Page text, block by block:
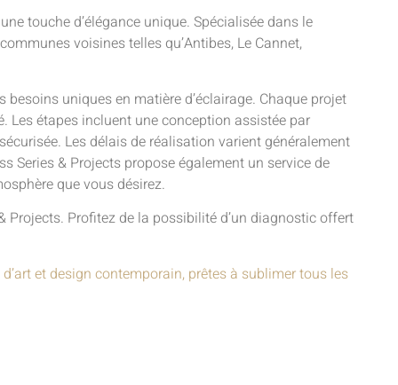
touche d’élégance unique. Spécialisée dans le
voisines telles qu’Antibes, Le Cannet,
uniques en matière d’éclairage. Chaque projet
Les étapes incluent une conception assistée par
Les délais de réalisation varient généralement
Series & Projects propose également un service de
que vous désirez.
Projects. Profitez de la possibilité d’un diagnostic offert
et design contemporain, prêtes à sublimer tous les